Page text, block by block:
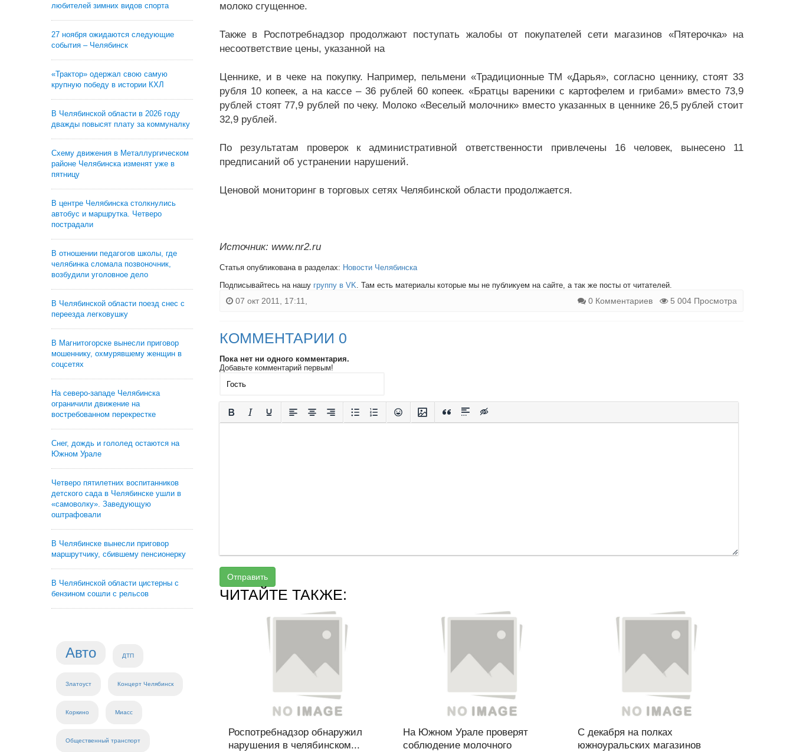
любителей зимних видов спорта
27 ноября ожидаются следующие
события – Челябинск
«Трактор» одержал свою самую
крупную победу в истории КХЛ
В Челябинской области в 2026 году
дважды повысят плату за коммуналку
Схему движения в Металлургическом
районе Челябинска изменят уже в
пятницу
В центре Челябинска столкнулись
автобус и маршрутка. Четверо
пострадали
В отношении педагогов школы, где
челябинка сломала позвоночник,
возбудили уголовное дело
В Челябинской области поезд снес с
переезда легковушку
В Магнитогорске вынесли приговор
мошеннику, охмурявшему женщин в
соцсетях
На северо-западе Челябинска
ограничили движение на
востребованном перекрестке
Снег, дождь и гололед остаются на
Южном Урале
Четверо пятилетних воспитанников
детского сада в Челябинске ушли в
«самоволку». Заведующую
оштрафовали
В Челябинске вынесли приговор
маршрутчику, сбившему пенсионерку
В Челябинской области цистерны с
бензином сошли с рельсов
Авто ДТП
Златоуст Концерт Челябинск
Коркино Миасс
Общественный транспорт
молоко сгущенное.
Также в Роспотребнадзор продолжают поступать жалобы от покупателей сети магазинов «Пятерочка» на
несоответствие цены, указанной на
Ценнике, и в чеке на покупку. Например, пельмени «Традиционные ТМ «Дарья», согласно ценнику, стоят 33
рубля 10 копеек, а на кассе – 36 рублей 60 копеек. «Братцы вареники с картофелем и грибами» вместо 73,9
рублей стоят 77,9 рублей по чеку. Молоко «Веселый молочник» вместо указанных в ценнике 26,5 рублей стоит
32,9 рублей.
По результатам проверок к административной ответственности привлечены 16 человек, вынесено 11
предписаний об устранении нарушений.
Ценовой мониторинг в торговых сетях Челябинской области продолжается.
Источник: www.nr2.ru
Статья опубликована в разделах: Новости Челябинска
Подписывайтесь на нашу группу в VK. Там есть материалы которые мы не публикуем на сайте, а так же посты от читателей.
07 окт 2011, 17:11, 0 Комментариев 5 004 Просмотра
КОММЕНТАРИИ 0
Пока нет ни одного комментария.
Добавьте комментарий первым!
Отправить
ЧИТАЙТЕ ТАКЖЕ:
Роспотребнадзор обнаружил
нарушения в челябинском...
На Южном Урале проверят
соблюдение молочного
С декабря на полках
южноуральских магазинов